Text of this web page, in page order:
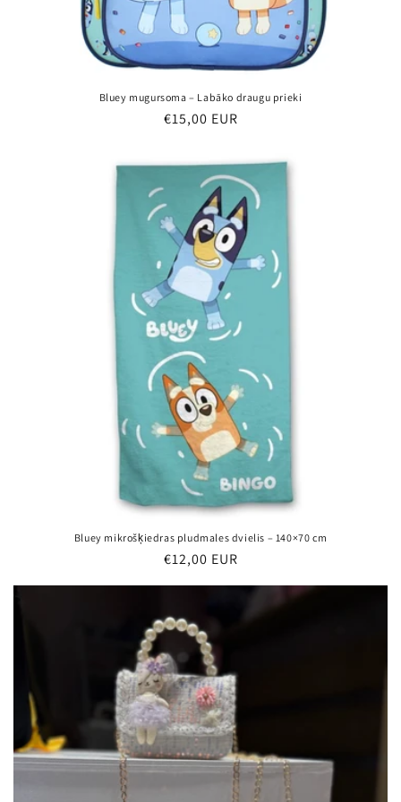
Bluey mugursoma – Labāko draugu prieki
Parastā
€15,00 EUR
Bluey mikrošķiedras pludmales dvielis – 140×70 cm
Parastā
€12,00 EUR